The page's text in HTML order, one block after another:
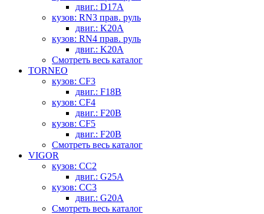
двиг.: D17A
кузов: RN3 прав. руль
двиг.: K20A
кузов: RN4 прав. руль
двиг.: K20A
Смотреть весь каталог
TORNEO
кузов: CF3
двиг.: F18B
кузов: CF4
двиг.: F20B
кузов: CF5
двиг.: F20B
Смотреть весь каталог
VIGOR
кузов: CC2
двиг.: G25A
кузов: CC3
двиг.: G20A
Смотреть весь каталог